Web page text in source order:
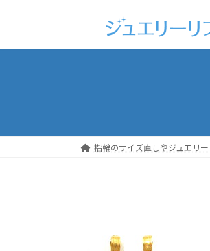
ッ
移
指輪のサイズ直しやジュエリ